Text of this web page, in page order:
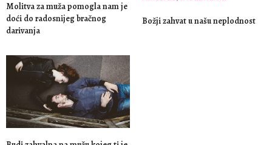
Molitva za muža pomogla nam je
doći do radosnijeg bračnog
darivanja
Božji zahvat u našu neplodnost